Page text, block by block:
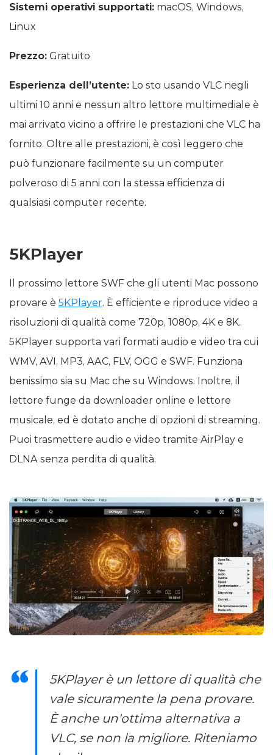
Sistemi operativi supportati: macOS, Windows,
Linux
Prezzo: Gratuito
Esperienza dell’utente: Lo sto usando VLC negli
ultimi 10 anni e nessun altro lettore multimediale è
mai arrivato vicino a offrire le prestazioni che VLC ha
fornito. Oltre alle prestazioni, è così leggero che
può funzionare facilmente su un computer
polveroso di 5 anni con la stessa efficienza di
qualsiasi computer recente.
5KPlayer
Il prossimo lettore SWF che gli utenti Mac possono
provare è 5KPlayer. È efficiente e riproduce video a
risoluzioni di qualità come 720p, 1080p, 4K e 8K.
5KPlayer supporta vari formati audio e video tra cui
WMV, AVI, MP3, AAC, FLV, OGG e SWF. Funziona
benissimo sia su Mac che su Windows. Inoltre, il
lettore funge da downloader online e lettore
musicale, ed è dotato anche di opzioni di streaming.
Puoi trasmettere audio e video tramite AirPlay e
DLNA senza perdita di qualità.
5KPlayer è un lettore di qualità che
vale sicuramente la pena provare.
È anche un'ottima alternativa a
VLC, se non la migliore. Riteniamo